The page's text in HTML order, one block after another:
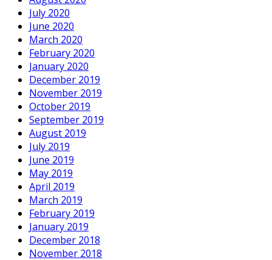
July 2020
June 2020
March 2020
February 2020
January 2020
December 2019
November 2019
October 2019
September 2019
August 2019
July 2019
June 2019
May 2019
April 2019
March 2019
February 2019
January 2019
December 2018
November 2018